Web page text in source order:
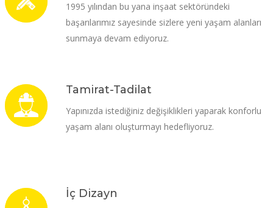
1995 yılından bu yana inşaat sektöründeki
başarılarımız sayesinde sizlere yeni yaşam alanları
sunmaya devam ediyoruz.
Tamirat-Tadilat
Yapınızda istediğiniz değişiklikleri yaparak konforlu
yaşam alanı oluşturmayı hedefliyoruz.
İç Dizayn